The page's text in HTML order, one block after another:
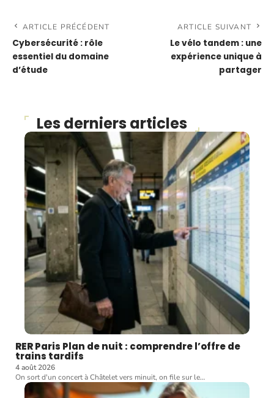
ARTICLE PRÉCÉDENT
Cybersécurité : rôle
essentiel du domaine
d’étude
ARTICLE SUIVANT
Le vélo tandem : une
expérience unique à
partager
Les derniers articles
RER Paris Plan de nuit : comprendre l’offre de
trains tardifs
4 août 2026
On sort d'un concert à Châtelet vers minuit, on file sur le…